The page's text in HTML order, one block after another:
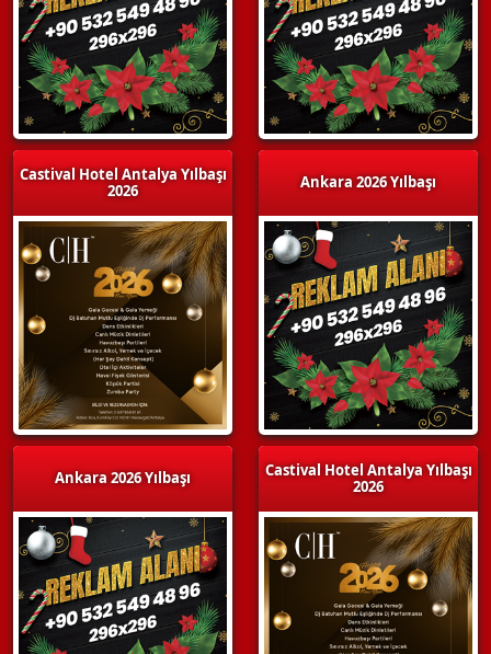
Castival Hotel Antalya Yılbaşı
2026
Ankara 2026 Yılbaşı
Ankara 2026 Yılbaşı
Castival Hotel Antalya Yılbaşı
2026